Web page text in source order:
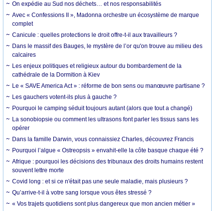
On expédie au Sud nos déchets… et nos responsabilités
Avec « Confessions II », Madonna orchestre un écosystème de marque
complet
Canicule : quelles protections le droit offre-t-il aux travailleurs ?
Dans le massif des Bauges, le mystère de l’or qu'on trouve au milieu des
calcaires
Les enjeux politiques et religieux autour du bombardement de la
cathédrale de la Dormition à Kiev
Le « SAVE America Act » : réforme de bon sens ou manœuvre partisane ?
Les gauchers votent-ils plus à gauche ?
Pourquoi le camping séduit toujours autant (alors que tout a changé)
La sonobiopsie ou comment les ultrasons font parler les tissus sans les
opérer
Dans la famille Darwin, vous connaissiez Charles, découvrez Francis
Pourquoi l’algue « Ostreopsis » envahit-elle la côte basque chaque été ?
Afrique : pourquoi les décisions des tribunaux des droits humains restent
souvent lettre morte
Covid long : et si ce n'était pas une seule maladie, mais plusieurs ?
Qu’arrive-t-il à votre sang lorsque vous êtes stressé ?
« Vos trajets quotidiens sont plus dangereux que mon ancien métier »